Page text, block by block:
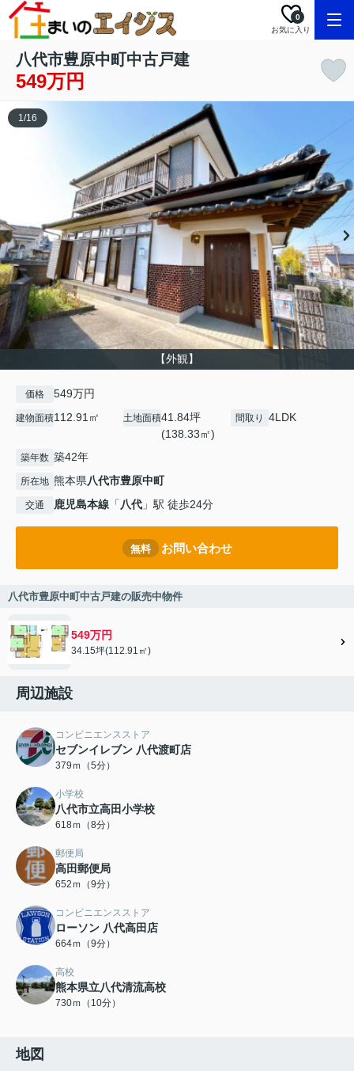
お気に入り
0
八代市豊原中町中古戸建
549万円
【外観】
1/16
価格 549万円
建物面積112.91㎡ 土地面積41.84坪
(138.33㎡)
間取り 4LDK
築年数 築42年
所在地 熊本県八代市豊原中町
交通 鹿児島本線 「八代 」駅 徒歩24分
無料 お問い合わせ
八代市豊原中町中古戸建の販売中物件
549万円
34.15坪(112.91㎡)
周辺施設
コンビニエンスストア
セブンイレブン 八代渡町店
379ｍ（5分）
小学校
八代市立高田小学校
618ｍ（8分）
郵便局
高田郵便局
652ｍ（9分）
コンビニエンスストア
ローソン 八代高田店
664ｍ（9分）
高校
熊本県立八代清流高校
730ｍ（10分）
地図